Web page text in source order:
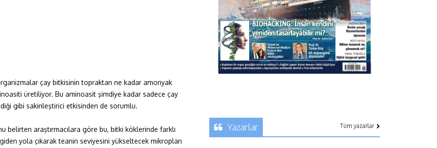
çay bitkisinin topraktan ne kadar amonyak
üretiliyor. Bu aminoasit şimdiye kadar sadece çay
gibi sakinleştirici etkisinden de sorumlu.
belirten araştırmacılara göre bu, bitki köklerinde farklı
yola çıkarak teanin seviyesini yükseltecek mikropları
Yazarlar Tüm yazarlar